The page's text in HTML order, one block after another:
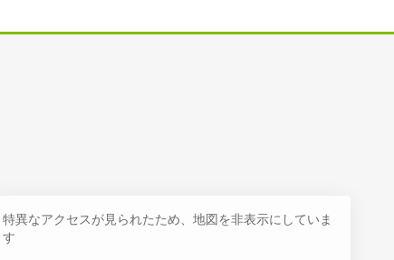
特異なアクセスが見られたため、地図を非表示にしていま
す